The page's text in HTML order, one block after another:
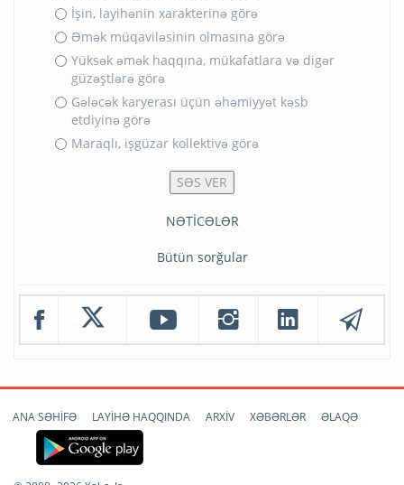
İşin, layihənin xarakterinə görə
Əmək müqaviləsinin olmasına görə
Yüksək əmək haqqına, mükafatlara və digər
güzəştlərə görə
Gələcək karyerası üçün əhəmiyyət kəsb
etdiyinə görə
Maraqlı, işgüzar kollektivə görə
NƏTİCƏLƏR
Bütün sorğular
ANA SƏHİFƏ LAYİHƏ HAQQINDA ARXİV XƏBƏRLƏR ƏLAQƏ